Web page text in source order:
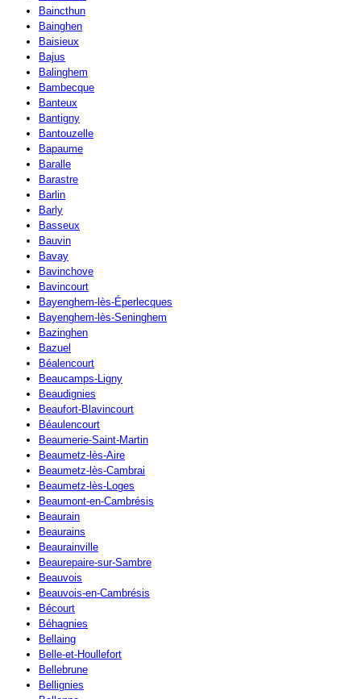
Baincthun
Bainghen
Baisieux
Bajus
Balinghem
Bambecque
Banteux
Bantigny
Bantouzelle
Bapaume
Baralle
Barastre
Barlin
Barly
Basseux
Bauvin
Bavay
Bavinchove
Bavincourt
Bayenghem-lès-Éperlecques
Bayenghem-lès-Seninghem
Bazinghen
Bazuel
Béalencourt
Beaucamps-Ligny
Beaudignies
Beaufort-Blavincourt
Béaulencourt
Beaumerie-Saint-Martin
Beaumetz-lès-Aire
Beaumetz-lès-Cambrai
Beaumetz-lès-Loges
Beaumont-en-Cambrésis
Beaurain
Beaurains
Beaurainville
Beaurepaire-sur-Sambre
Beauvois
Beauvois-en-Cambrésis
Bécourt
Béhagnies
Bellaing
Belle-et-Houllefort
Bellebrune
Bellignies